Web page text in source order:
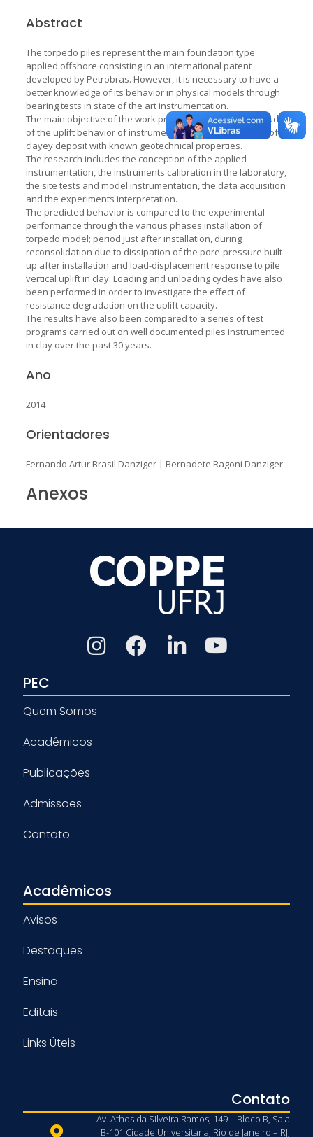
Abstract
The torpedo piles represent the main foundation type
applied offshore consisting in an international patent
developed by Petrobras. However, it is necessary to have a
better knowledge of its behavior in physical models through
bearing tests in state of the art instrumentation.
The main objective of the work presented herein is the study
of the uplift behavior of instrumented torpedo piles in a soft
clayey deposit with known geotechnical properties.
The research includes the conception of the applied
instrumentation, the instruments calibration in the laboratory,
the site tests and model instrumentation, the data acquisition
and the experiments interpretation.
The predicted behavior is compared to the experimental
performance through the various phases:installation of
torpedo model; period just after installation, during
reconsolidation due to dissipation of the pore-pressure built
up after installation and load-displacement response to pile
vertical uplift in clay. Loading and unloading cycles have also
been performed in order to investigate the effect of
resistance degradation on the uplift capacity.
The results have also been compared to a series of test
programs carried out on well documented piles instrumented
in clay over the past 30 years.
Ano
2014
Orientadores
Fernando Artur Brasil Danziger| Bernadete Ragoni Danziger
Anexos
PEC
Quem Somos
Acadêmicos
Publicações
Admissões
Contato
Acadêmicos
Avisos
Destaques
Ensino
Editais
Links Úteis
Contato
Av. Athos da Silveira Ramos, 149 – Bloco B, Sala
B-101 Cidade Universitária, Rio de Janeiro – RJ,